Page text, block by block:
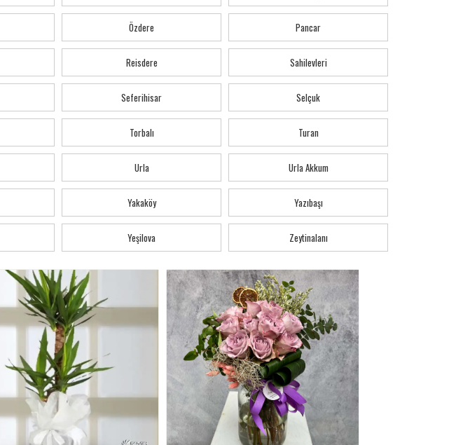
Özdere Pancar
Reisdere Sahilevleri
Seferihisar Selçuk
Torbalı Turan
Urla Urla Akkum
Yakaköy Yazıbaşı
Yeşilova Zeytinalanı